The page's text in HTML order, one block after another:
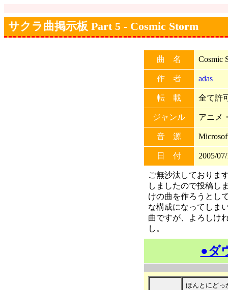
サクラ曲掲示板 Part 5 - Cosmic Storm
曲 名 Cosmic
作 者 adas
転 載 全て許
ジャンル アニメ
音 源
日 付 2005/
ご無沙汰しておりま
しましたので投稿し
けの曲を作ろうとし
な構成になってしま
曲ですが、よろしけ
し。
●ダ
ほんとにどっ